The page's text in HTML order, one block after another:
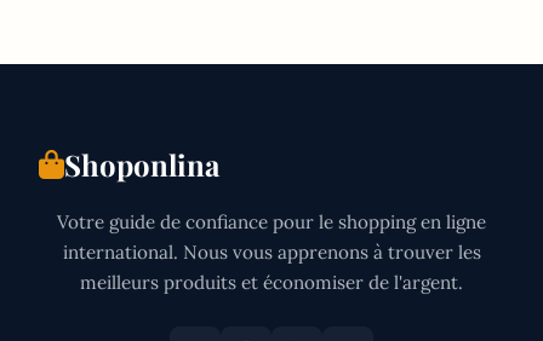
:
Shoponlina
Votre guide de confiance pour le shopping en ligne
international. Nous vous apprenons à trouver les
meilleurs produits et économiser de l'argent.